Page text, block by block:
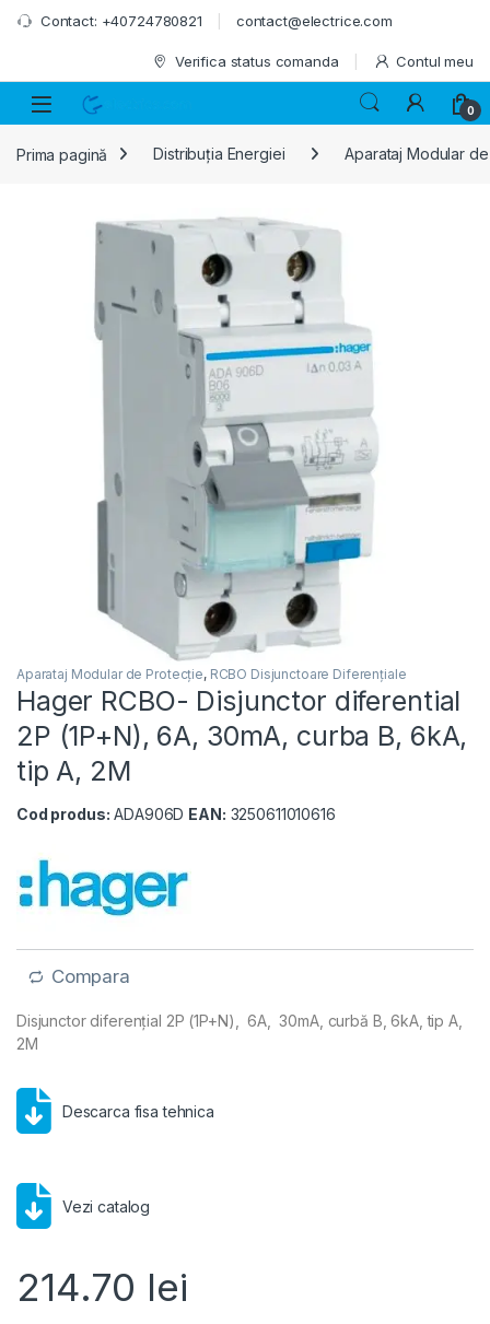
Skip to navigation
Skip to content
Contact: +40724780821 contact@electrice.com
Verifica status comanda Contul meu
0
Prima pagină Distribuția Energiei Aparataj Modular
Aparataj Modular de Protecție, RCBO Disjunctoare Diferențiale
Hager RCBO- Disjunctor diferential
2P (1P+N), 6A, 30mA, curba B, 6kA,
tip A, 2M
Cod produs: ADA906D EAN: 3250611010616
Compara
Disjunctor diferențial 2P (1P+N), 6A, 30mA, curbă B, 6kA, tip A,
2M
Descarca fisa tehnica
Vezi catalog
214.70 lei